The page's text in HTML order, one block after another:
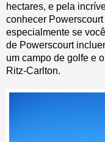
hectares, e pela
conhecer
especialmente se
de Powerscourt
um campo de golfe e
Ritz-Carlton.